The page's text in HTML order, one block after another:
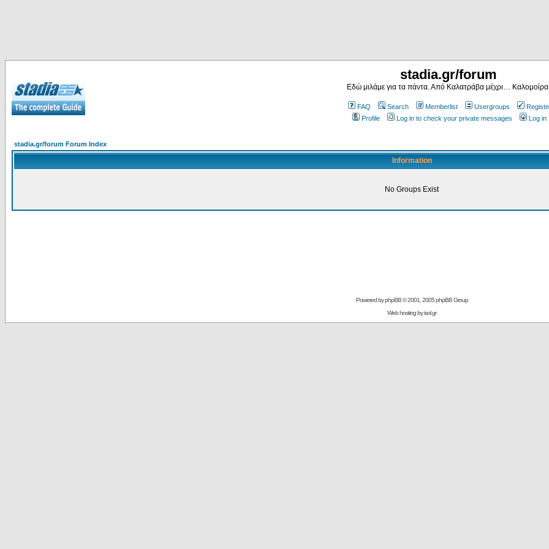
stadia.gr/forum
Εδώ μιλάμε για τα πάντα. Από Καλατράβα μέχρι…
FAQ Search Memberlist Usergroups
Profile
Log in to check your private messages Log in
stadia.gr/forum Forum Index
Information
No Groups Exist
Powered byphpBB© 2001, 2005 phpBB Group
Web hosting byisol.gr